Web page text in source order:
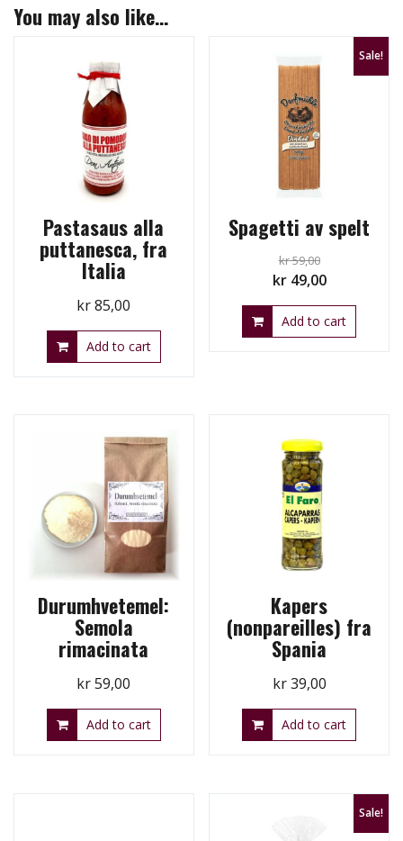
You may also like…
Pastasaus alla
puttanesca, fra
Italia
kr85,00
Add to cart
Sale!
Spagetti av spelt
kr59,00
Original
price
was:
kr49,00Current
price
is:
Add to cart
Durumhvetemel:
Semola
rimacinata
kr59,00
Add to cart
Kapers
(nonpareilles) fra
Spania
kr39,00
Add to cart
Sale!